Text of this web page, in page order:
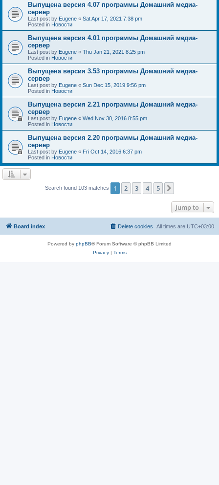
Выпущена версия 4.07 программы Домашний медиа-
сервер
Last post by Eugene « Sat Apr 17, 2021 7:38 pm
Posted in Новости
Выпущена версия 4.01 программы Домашний медиа-
сервер
Last post by Eugene « Thu Jan 21, 2021 8:25 pm
Posted in Новости
Выпущена версия 3.53 программы Домашний медиа-
сервер
Last post by Eugene « Sun Dec 15, 2019 9:56 pm
Posted in Новости
Выпущена версия 2.21 программы Домашний медиа-
сервер
Last post by Eugene « Wed Nov 30, 2016 8:55 pm
Posted in Новости
Выпущена версия 2.20 программы Домашний медиа-
сервер
Last post by Eugene « Fri Oct 14, 2016 6:37 pm
Posted in Новости
Search found 103 matches 1 2 3 4 5
Jump to
Board index All times are UTC+03:00
Delete cookies
Powered by phpBB® Forum Software © phpBB Limited
Privacy| Terms